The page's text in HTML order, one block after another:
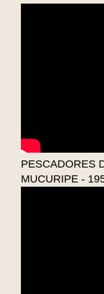
PESCADORES
MUCURIPE -